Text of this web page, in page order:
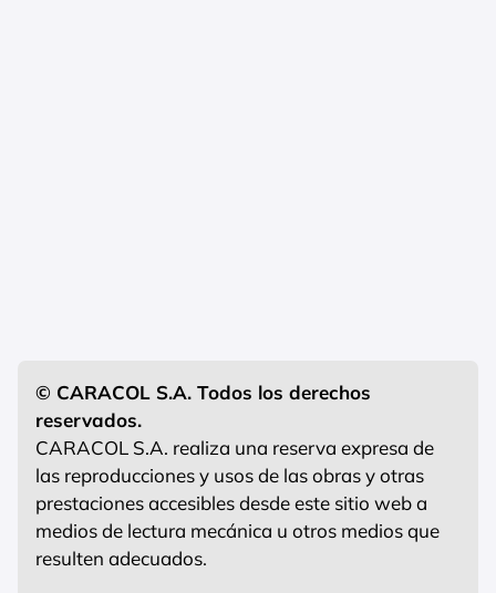
© CARACOL S.A. Todos los derechos
reservados.
CARACOL S.A. realiza una reserva expresa de
las reproducciones y usos de las obras y otras
prestaciones accesibles desde este sitio web a
medios de lectura mecánica u otros medios que
resulten adecuados.